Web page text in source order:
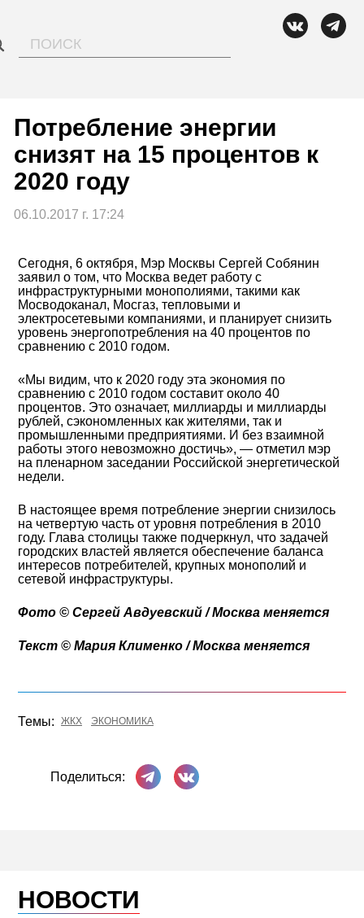
Вконтакте
Потребление энергии
снизят на 15 процентов к
2020 году
06.10.2017 г. 17:24
Сегодня, 6 октября, Мэр Москвы Сергей Собянин
заявил о том, что Москва ведет работу с
инфраструктурными монополиями, такими как
Мосводоканал, Мосгаз, тепловыми и
электросетевыми компаниями, и планирует снизить
уровень энергопотребления на 40 процентов по
сравнению с 2010 годом.
«Мы видим, что к 2020 году эта экономия по
сравнению с 2010 годом составит около 40
процентов. Это означает, миллиарды и миллиарды
рублей, сэкономленных как жителями, так и
промышленными предприятиями. И без взаимной
работы этого невозможно достичь», — отметил мэр
на пленарном заседании Российской энергетической
недели.
В настоящее время потребление энергии снизилось
на четвертую часть от уровня потребления в 2010
году. Глава столицы также подчеркнул, что задачей
городских властей является обеспечение баланса
интересов потребителей, крупных монополий и
сетевой инфраструктуры.
Фото © Сергей Авдуевский / Москва меняется
Текст © Мария Клименко / Москва меняется
Темы: ЖКХ ЭКОНОМИКА
Поделиться:
Поделиться в Телеграме
Поделиться ВКонтакте
НОВОСТИ